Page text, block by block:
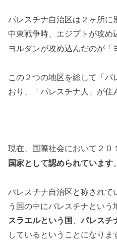
パレスチナ自治区は２ヶ所に
中東戦争時、エジプトが攻め
ヨルダンが攻め込んだのが「
この２つの地区を総して「
おり、「パレスチナ人」が住
現在、国際社会において２０
国家として認められています。
パレスチナ自治区と称されて
う国の中にパレスチナという
スラエルという国
、パレスチ
しているということになりま